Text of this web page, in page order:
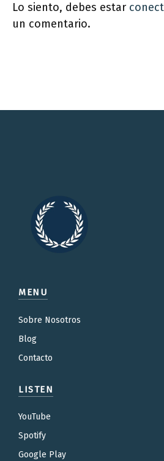
Lo siento, debes estar
un comentario.
MENU
Sobre Nosotros
Blog
Contacto
LISTEN
YouTube
Spotify
Google Play